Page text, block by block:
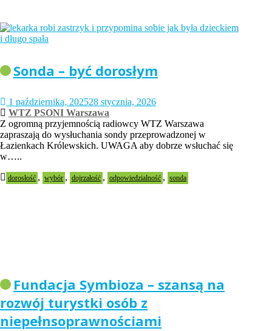
Sonda – być dorosłym
1 października, 202528 stycznia, 2026
WTZ PSONI Warszawa
Z ogromną przyjemnością radiowcy WTZ Warszawa
zapraszają do wysłuchania sondy przeprowadzonej w
Łazienkach Królewskich. UWAGA aby dobrze wsłuchać się
w…..
dorosłość , wybór , dojrzałość , odpowiedzialność , sonda
Fundacja Symbioza – szansą na
rozwój turystki osób z
niepełnsoprawnościami